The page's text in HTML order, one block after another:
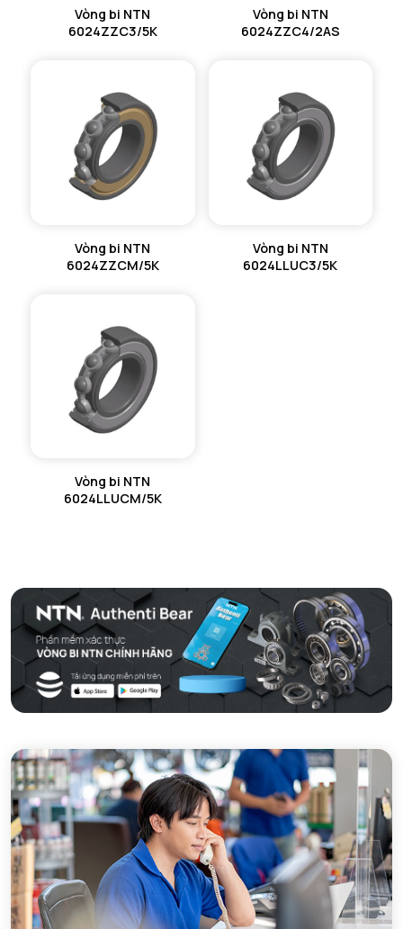
Vòng bi NTN
6024ZZC3/5K
Vòng bi NTN
6024ZZC4/2AS
Vòng bi NTN
6024ZZCM/5K
Vòng bi NTN
6024LLUC3/5K
Vòng bi NTN
6024LLUCM/5K